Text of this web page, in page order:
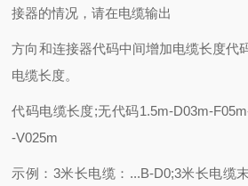
接器的情况，请在电缆输出
方向和连接器代码中间增加电缆长度代
电缆长度。
代码电缆长度;无代码1.5m-D03m-
-V025m
示例：3米长电缆：...B-D0;3米长电缆